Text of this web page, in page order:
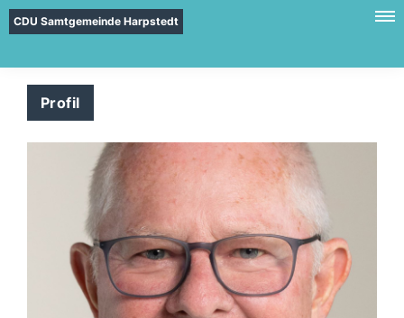
CDU Samtgemeinde Harpstedt
Profil